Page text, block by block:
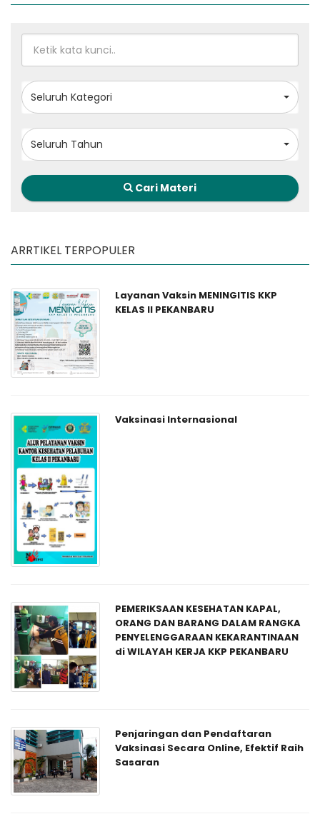
Seluruh Kategori
Seluruh Tahun
Cari Materi
ARRTIKEL TERPOPULER
Layanan Vaksin MENINGITIS KKP
KELAS II PEKANBARU
Vaksinasi Internasional
PEMERIKSAAN KESEHATAN KAPAL,
ORANG DAN BARANG DALAM RANGKA
PENYELENGGARAAN KEKARANTINAAN
di WILAYAH KERJA KKP PEKANBARU
Penjaringan dan Pendaftaran
Vaksinasi Secara Online, Efektif Raih
Sasaran